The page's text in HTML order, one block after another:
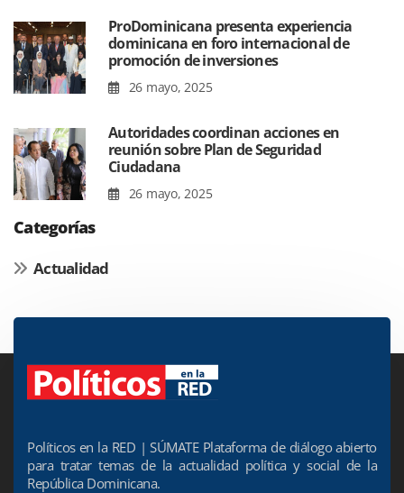
ProDominicana presenta experiencia
dominicana en foro internacional de
promoción de inversiones
26 mayo, 2025
Autoridades coordinan acciones en
reunión sobre Plan de Seguridad
Ciudadana
26 mayo, 2025
Categorías
Actualidad
Políticos en la RED | SÚMATE Plataforma de diálogo abierto
para tratar temas de la actualidad política y social de la
República Dominicana.